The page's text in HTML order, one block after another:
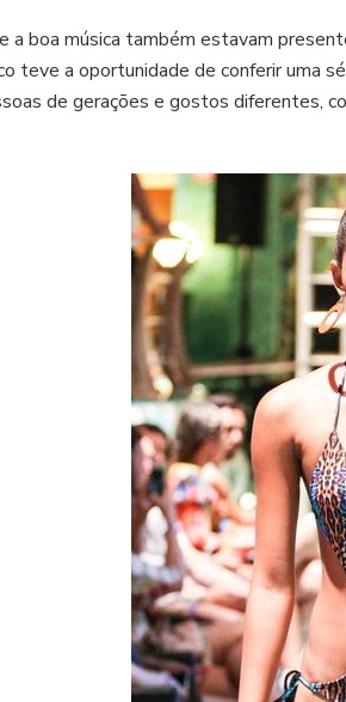
a boa música também estavam
teve a oportunidade de conferir uma
de gerações e gostos diferentes,